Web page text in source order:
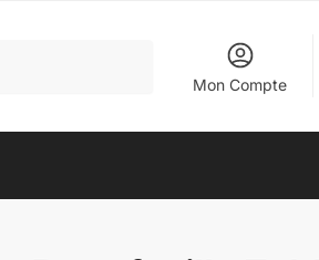
Mon Compte